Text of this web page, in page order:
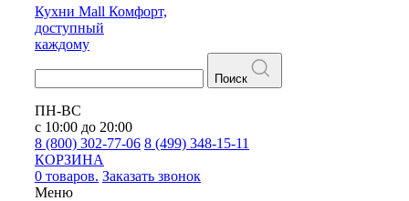
Кухни Mall Комфорт,
доступный
каждому
Поиск
ПН-ВС
с 10:00 до 20:00
8 (800) 302-77-06 8 (499) 348-15-11
КОРЗИНА
0 товаров. Заказать звонок
Меню